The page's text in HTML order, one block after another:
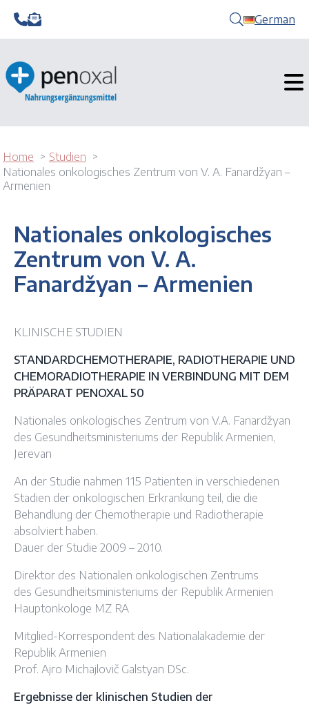
German
Home
Studien
Nationales onkologisches Zentrum von V. A. Fanardžyan –
Armenien
Nationales onkologisches
Zentrum von V. A.
Fanardžyan – Armenien
KLINISCHE STUDIEN
STANDARDCHEMOTHERAPIE, RADIOTHERAPIE UND
CHEMORADIOTHERAPIE IN VERBINDUNG MIT DEM
PRÄPARAT PENOXAL 50
Nationales onkologisches Zentrum von V.A. Fanardžyan
des Gesundheitsministeriums der Republik Armenien,
Jerevan
An der Studie nahmen 115 Patienten in verschiedenen
Stadien der onkologischen Erkrankung teil, die die
Behandlung der Chemotherapie und Radiotherapie
absolviert haben.
Dauer der Studie 2009 – 2010.
Direktor des Nationalen onkologischen Zentrums
des Gesundheitsministeriums der Republik Armenien
Hauptonkologe MZ RA
Mitglied-Korrespondent des Nationalakademie der
Republik Armenien
Prof. Ajro Michajlovič Galstyan DSc.
Ergebnisse der klinischen Studien der